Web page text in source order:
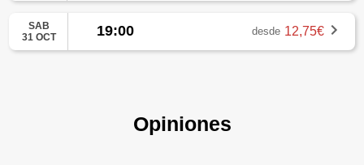
SAB
31 OCT
19:00 desde 12,75€
Opiniones